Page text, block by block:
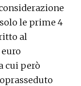
le prime 4
al
cui però